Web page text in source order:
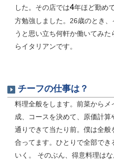
した。その店では4年ほど勤め
方勉強しました。26歳のとき
うと思い立ち何軒か働いてみ
らイタリアンです。
チーフの仕事は？
料理全般をします。前菜から
成、コースを決めて、原価計
通りできて当たり前。僕は全
合ってます。ひとりで全部で
いく。 そのぶん、得意料理は